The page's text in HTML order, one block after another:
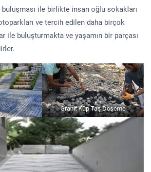
ile birlikte insan oğlu sokakları
ve tercih edilen daha birçok
ile buluşturmakta ve yaşamın bir parçası
Granit Küp Taş Döşeme